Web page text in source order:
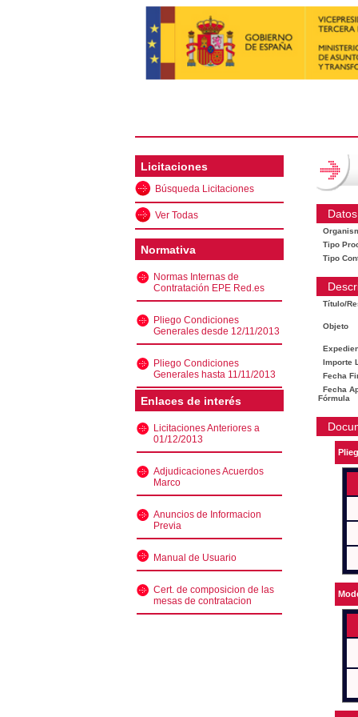
Licitaciones
Búsqueda Licitaciones
Ver Todas
Normativa
Normas Internas de
Contratación EPE Red.es
Pliego Condiciones
Generales desde 12/11/2013
Pliego Condiciones
Generales hasta 11/11/2013
Enlaces de interés
Licitaciones Anteriores a
01/12/2013
Adjudicaciones Acuerdos
Marco
Anuncios de Informacion
Previa
Manual de Usuario
Cert. de composicion de las
mesas de contratacion
Tipo
Tipo
Título/
Objeto
Importe
Fecha
Fecha
Fórmula